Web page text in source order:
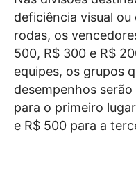
deficiência visual
rodas, os
500, R$ 300 e R$
equipes, os grupos
desempenhos
para o primeiro
e R$ 500 para a